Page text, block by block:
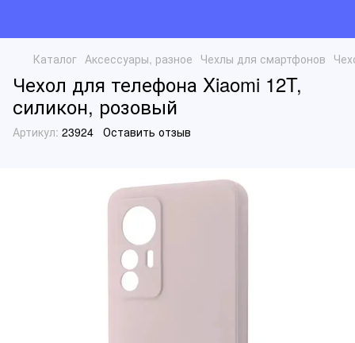
Каталог Аксессуары, разное Чехлы для смартфонов
Чехол для телефона Xiaomi 12T,
силикон, розовый
Артикул: 23924 Оставить отзыв